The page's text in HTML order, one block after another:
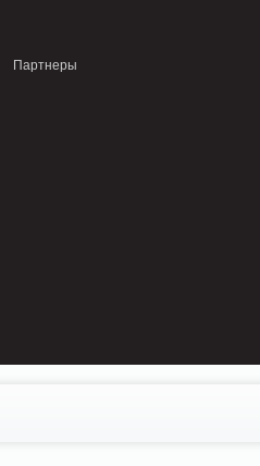
Партнеры